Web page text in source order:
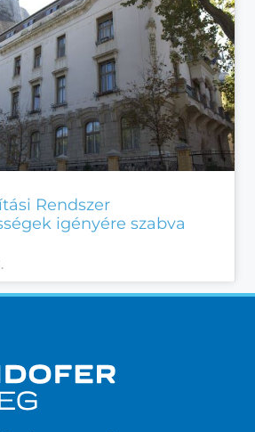
Rendszer
igényére szabva